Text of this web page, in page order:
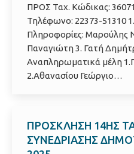
ΠΡΟΣ Ταχ. Κώδικας:
Τηλέφωνο: 22373-51310
Πληροφορίες: Μαρούλης
Παναγιώτη 3. Γατή
Αναπληρωματικά μέλη
2.Αθανασίου Γεώργιο…
ΠΡΟΣΚΛΗΣΗ 14ΗΣ
ΣΥΝΕΔΡΙΑΣΗΣ